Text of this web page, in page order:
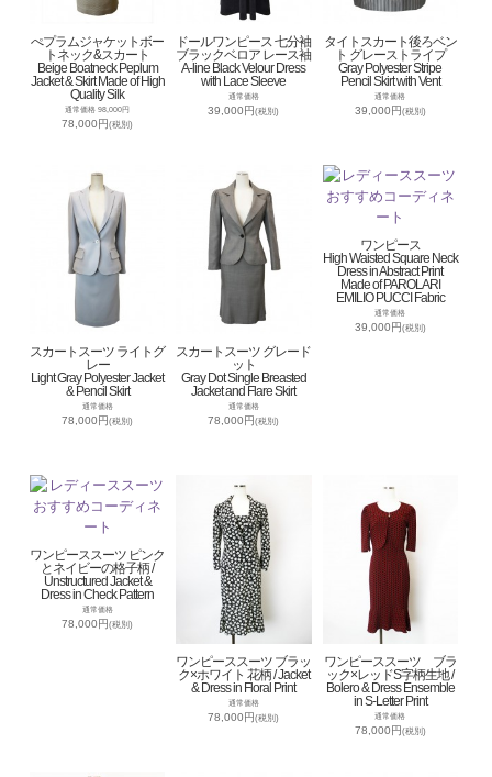
ぺプラムジャケットボー
トネック&スカート
Beige Boatneck Peplum
Jacket & Skirt Made of High
Quality Silk
通常価格 98,000円
78,000円(税別)
ドールワンピース 七分袖
ブラックベロア レース袖
A-line Black Velour Dress
with Lace Sleeve
通常価格
39,000円(税別)
タイトスカート後ろベン
ト グレーストライプ
Gray Polyester Stripe
Pencil Skirt with Vent
通常価格
39,000円(税別)
スカートスーツ ライトグ
レー
Light Gray Polyester Jacket
& Pencil Skirt
通常価格
78,000円(税別)
スカートスーツ グレード
ット
Gray Dot Single Breasted
Jacket and Flare Skirt
通常価格
78,000円(税別)
ワンピース
High Waisted Square Neck
Dress in Abstract Print
Made of PAROLARI
EMILIO PUCCI Fabric
通常価格
39,000円(税別)
ワンピーススーツ ピンク
とネイビーの格子柄 /
Unstructured Jacket &
Dress in Check Pattern
通常価格
78,000円(税別)
ワンピーススーツ ブラッ
ク×ホワイト 花柄 / Jacket
& Dress in Floral Print
通常価格
78,000円(税別)
ワンピーススーツ ブラ
ック×レッドS字柄生地 /
Bolero & Dress Ensemble
in S-Letter Print
通常価格
78,000円(税別)